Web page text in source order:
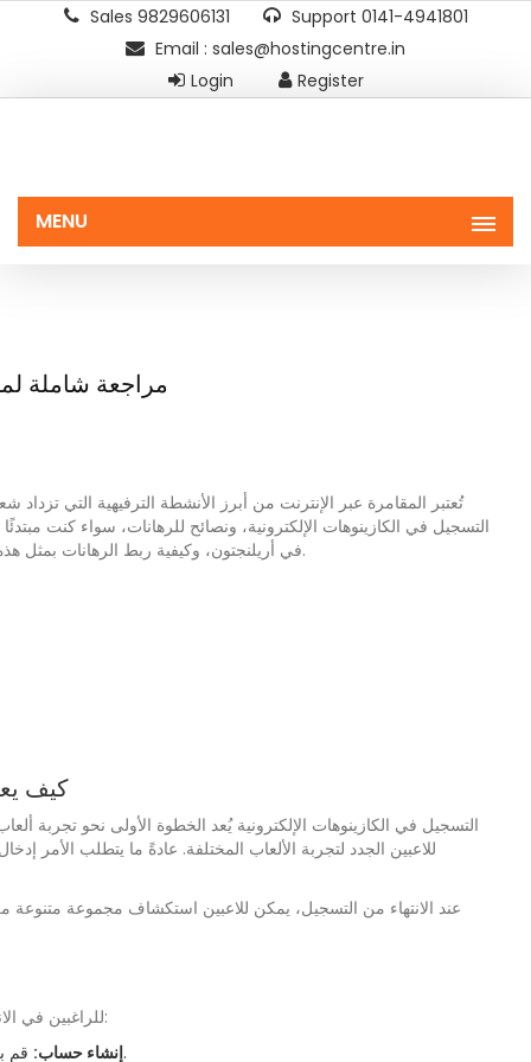
Sales 9829606131
Support 0141-4941801
Email : sales@hostingcentre.in
Login
Register
MENU
مراجعة شاملة
تُعتبر المقامرة عبر الإنترنت من أبرز الأنشطة الترفيهية التي
التسجيل في الكازينوهات الإلكترونية، ونصائح للرهانات، سواء كنت
في كأس العالم 2026 التي ستُعقد في ملعب AT&T في أريلنجتون، وكيفية ربط الرهانات بمثل هذه المباريات.
كيف
التسجيل في الكازينوهات الإلكترونية يُعد الخطوة الأولى نحو تجربة
للاعبين الجدد لتجربة الألعاب المختلفة. عادةً ما يتطلب الأمر
عند الانتهاء من التسجيل، يمكن للاعبين استكشاف مجموعة متنوعة
للراغبين في الانضمام إلى عالم المقامرة عبر الإنترنت، إليكم خطوات سهلة لبدء اللعب:
إنشاء حساب:قم بزيارة موقع الكازينو واختر خيار التسجيل. أدخل المعلومات المطلوبة.